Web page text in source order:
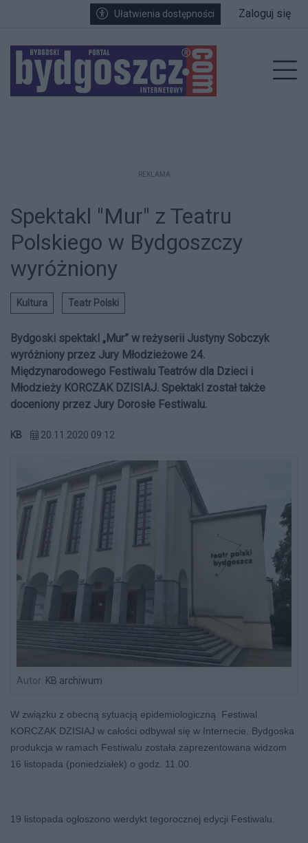
Przejdź do głównych treści
Przejdź do wyszukiwarki
Przejdź do głównego menuUłatwienia dostępności Zaloguj się
REKLAMA
Spektakl "Mur" z Teatru
Polskiego w Bydgoszczy
wyróżniony
Kultura Teatr Polski
Bydgoski spektakl „Mur” w reżyserii Justyny Sobczyk
wyróżniony przez Jury Młodzieżowe 24.
Międzynarodowego Festiwalu Teatrów dla Dzieci i
Młodzieży KORCZAK DZISIAJ. Spektakl został także
doceniony przez Jury Dorosłe Festiwalu.
KB 20.11.2020 09:12
Autor: KB archiwum
W związku z obecną sytuacją epidemiologiczną Festiwal
KORCZAK DZISIAJ w całości odbywał się w Internecie. Bydgoska
produkcja w ramach Festiwalu została zaprezentowana widzom
16 listopada (poniedziałek) o godz. 11.00.
19 listopada ogłoszono werdykt tegorocznej edycji Festiwalu.